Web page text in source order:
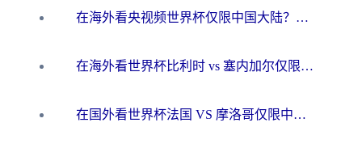
在海外看央视频世界杯仅限中国大陆？这篇指南帮你解锁中文解说+无卡顿直播
在海外看世界杯比利时 vs 塞内加尔仅限中国大陆？我找到了最流畅的中文解说之路
在国外看世界杯法国 VS 摩洛哥仅限中国大陆？海外党这样看中文解说赛事不卡顿